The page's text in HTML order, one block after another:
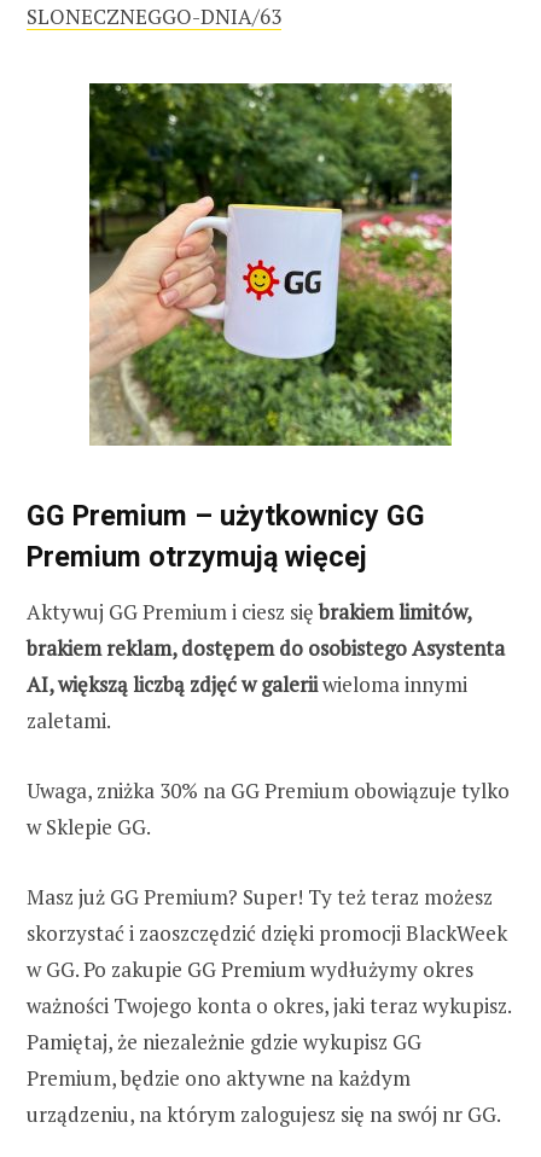
SLONECZNEGGO-DNIA/63
GG Premium – użytkownicy GG
Premium otrzymują więcej
Aktywuj GG Premium i ciesz siębrakiem limitów,
brakiem reklam, dostępem do osobistego Asystenta
AI, większą liczbą zdjęć w galeriiwieloma innymi
zaletami.
Uwaga, zniżka 30% na GG Premium obowiązuje tylko
w Sklepie GG.
Masz już GG Premium? Super! Ty też teraz możesz
skorzystać i zaoszczędzić dzięki promocji BlackWeek
w GG. Po zakupie GG Premium wydłużymy okres
ważności Twojego konta o okres, jaki teraz wykupisz.
Pamiętaj, że niezależnie gdzie wykupisz GG
Premium, będzie ono aktywne na każdym
urządzeniu, na którym zalogujesz się na swój nr GG.